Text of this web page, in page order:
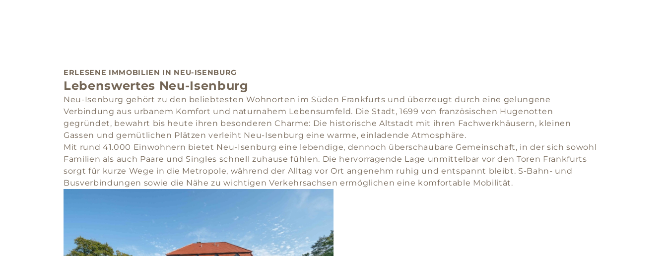
ERLESENE IMMOBILIEN IN NEU-ISENBURG
Lebenswertes Neu-Isenburg
Neu-Isenburg gehört zu den beliebtesten Wohnorten im Süden Frankfurts und überzeugt durch eine gelungene
Verbindung aus urbanem Komfort und naturnahem Lebensumfeld. Die Stadt, 1699 von französischen Hugenotten
gegründet, bewahrt bis heute ihren besonderen Charme: Die historische Altstadt mit ihren Fachwerkhäusern, kleinen
Gassen und gemütlichen Plätzen verleiht Neu-Isenburg eine warme, einladende Atmosphäre.
Mit rund 41.000 Einwohnern bietet Neu-Isenburg eine lebendige, dennoch überschaubare Gemeinschaft, in der sich sowohl
Familien als auch Paare und Singles schnell zuhause fühlen. Die hervorragende Lage unmittelbar vor den Toren Frankfurts
sorgt für kurze Wege in die Metropole, während der Alltag vor Ort angenehm ruhig und entspannt bleibt. S-Bahn- und
Busverbindungen sowie die Nähe zu wichtigen Verkehrsachsen ermöglichen eine komfortable Mobilität.